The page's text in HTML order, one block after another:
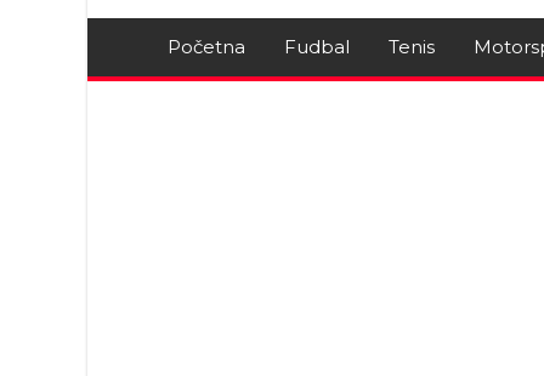
Početna Fudbal Tenis